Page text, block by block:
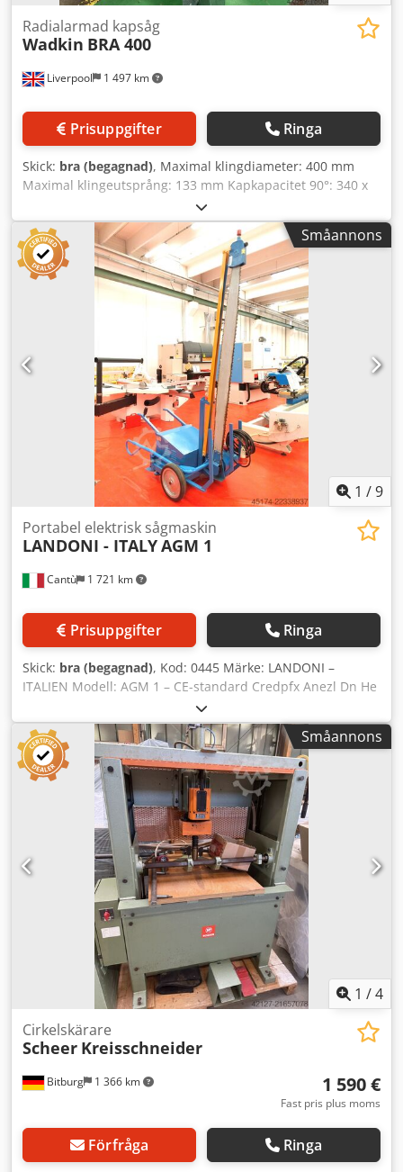
Liverpool 1 497 km
Radialarmad kapsåg
Wadkin BRA 400
Prisuppgifter Ringa
Skick: bra (begagnad), Maximal klingdiameter: 400 mm
Maximal klingeutsprång: 133 mm Kapkapacitet 90°: 340 x
133 mm Kapkapacitet 45°: 290 x 133 mm Arbetsbordets
höjd: 813 mm Motoreffekt: 4,5 kW Spindelhastighet: 3000
varv/min Fjäderretur för sågaggregat DC-broms Credpjrl
Sknefx An Eof
Småannons
1 /9
Cantù 1 721 km
Portabel elektrisk sågmaskin
LANDONI - ITALYAGM 1
Prisuppgifter Ringa
Skick: bra (begagnad), Kod: 0445 Märke: LANDONI –
ITALIEN Modell: AGM 1 – CE-standard Credpfx Anezl Dn He
Eef Portabel elektrisk såg för att kapa och dela upp virke
och stockar – CE-standard Denna kapmaskin är även
lämplig för att skära pappersrullar med en speciell Widia-
kedja, samt för att skära plastblock eller -rör. Tekniska
data: Raktandad kedja av DLC-typ med delning 1 tum
Kedjesträckare för automatisk kedjesträckning
Svärdslängd: 240 cm Effektiv såglängd: 200 cm Elmotor:
12,5 hk, trefas Automatisk kedjesmörjning Totala mått:
1800 x 900 x 3000 mm (höjd) Mått för transport: 3900 x 900
x 1900 mm (höjd) Vikt: 300 kg
Småannons
1 /4
Bitburg 1 366 km
Cirkelskärare
Scheer Kreisschneider
1 590 €
Fast pris plus moms
Förfråga Ringa